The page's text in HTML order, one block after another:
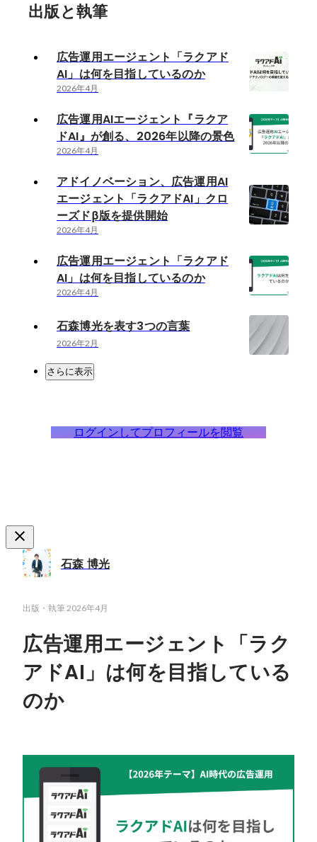
出版と執筆
広告運用エージェント「ラクアド
AI」は何を目指しているのか
2026年4月
広告運用AIエージェント『ラクア
ドAI』が創る、2026年以降の景色
2026年4月
アドイノベーション、広告運用AI
エージェント「ラクアドAI」クロ
ーズドβ版を提供開始
2026年4月
広告運用エージェント「ラクアド
AI」は何を目指しているのか
2026年4月
石森博光を表す3つの言葉
2026年2月
さらに表示
ログインしてプロフィールを閲覧
石森 博光
出版・執筆2026年4月
広告運用エージェント「ラク
アドAI」は何を目指している
のか